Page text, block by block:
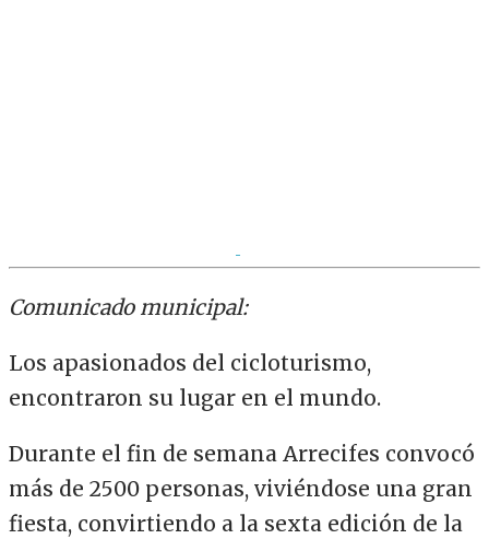
Comunicado municipal:
Los apasionados del cicloturismo,
encontraron su lugar en el mundo.
Durante el fin de semana Arrecifes convocó
más de 2500 personas, viviéndose una gran
fiesta, convirtiendo a la sexta edición de la